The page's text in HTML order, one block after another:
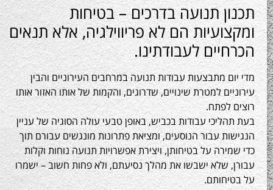
תנועה בדרכים – בטיחות
הם לא פריווילגיה, אלא תנאים
לעבודתינו.
מתבצעות עבודות תנועה במרחבים העירוניים והבין
למטרת שינויים, שדרוגים, והקמות של אותו האזור אותו
לפתח.
עבודות בכביש, באופן טבעי עולה הסוגיה של עניין
עבור הנוסעים, ומציאת פתרונות מונגשים עבורם תוך
על בטיחותן, ויצירת אפשרויות תנועה נוחות וקלות
שלא ישבשו את מהלך נסיעתם, ולא פחות חשוב – ישמרו